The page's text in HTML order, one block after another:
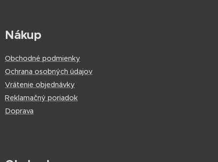
Nákup
Obchodné podmienky
Ochrana osobných údajov
Vrátenie objednávky
Reklamačný poriadok
Doprava